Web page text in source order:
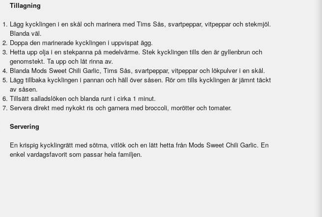
Tillagning
Lägg kycklingen i en skål och marinera med Tims Sås, svartpeppar, vitpeppar och stekmjöl.
Blanda väl.
Doppa den marinerade kycklingen i uppvispat ägg.
Hetta upp olja i en stekpanna på medelvärme. Stek kycklingen tills den är gyllenbrun och
genomstekt. Ta upp och låt rinna av.
Blanda Mods Sweet Chili Garlic, Tims Sås, svartpeppar, vitpeppar och lökpulver i en skål.
Lägg tillbaka kycklingen i pannan och häll över såsen. Rör om tills kycklingen är jämnt täckt
av såsen.
Tillsätt salladslöken och blanda runt i cirka 1 minut.
Servera direkt med nykokt ris och garnera med broccoli, morötter och tomater.
Servering
En krispig kycklingrätt med sötma, vitlök och en lätt hetta från Mods Sweet Chili Garlic. En
enkel vardagsfavorit som passar hela familjen.